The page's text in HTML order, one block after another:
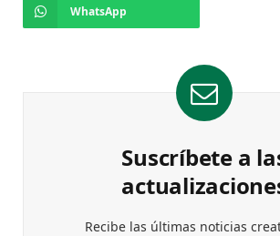
WhatsApp
Suscríbete a
Recibe las últimas noticias